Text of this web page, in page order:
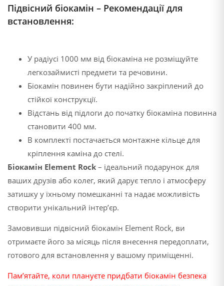
Підвісний біокамін – Рекомендації для
встановлення:
У радіусі 1000 мм від біокаміна не розміщуйте
легкозаймисті предмети та речовини.
Біокамін повинен бути надійно закріплений до
стійкої конструкції.
Відстань від підлоги до початку біокаміна повинна
становити 400 мм.
В комплекті постачається монтажне кільце для
кріплення каміна до стелі.
Біокамін Element Rock – ідеальний подарунок для
ваших друзів або колег, який дарує тепло і атмосферу
затишку у їхньому помешканні та надає можливість
створити унікальний інтер’єр.
Замовивши підвісний біокамін Element Rock, ви
отримаєте його за місяць після внесення передоплати,
готового для встановлення у вашому приміщенні.
Пам’ятайте, коли плануєте придбати біокамін безпека